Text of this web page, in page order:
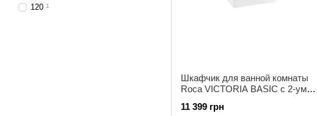
Шкафчик для ванной комнаты
Roca VICTORIA BASIC с 2-умя
11 399 грн
120 1